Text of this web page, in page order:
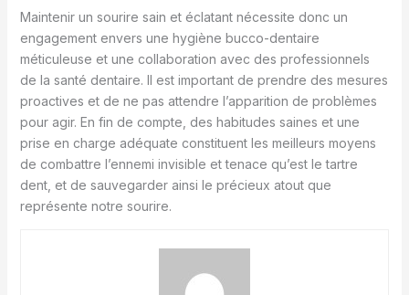
Maintenir un sourire sain et éclatant nécessite donc un
engagement envers une hygiène bucco-dentaire
méticuleuse et une collaboration avec des professionnels
de la santé dentaire. Il est important de prendre des mesures
proactives et de ne pas attendre l’apparition de problèmes
pour agir. En fin de compte, des habitudes saines et une
prise en charge adéquate constituent les meilleurs moyens
de combattre l’ennemi invisible et tenace qu’est le tartre
dent, et de sauvegarder ainsi le précieux atout que
représente notre sourire.